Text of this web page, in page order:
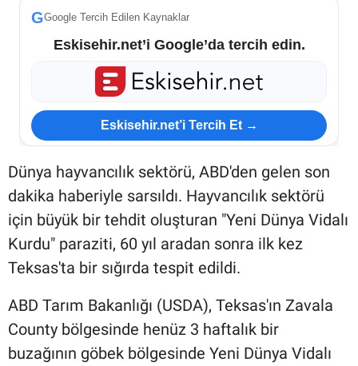
GGoogle Tercih Edilen Kaynaklar
Eskisehir.net’i Google’da tercih edin.
Eskisehir.net’i Tercih Et →
Dünya hayvancılık sektörü, ABD'den gelen son
dakika haberiyle sarsıldı. Hayvancılık sektörü
için büyük bir tehdit oluşturan "Yeni Dünya Vidalı
Kurdu" paraziti, 60 yıl aradan sonra ilk kez
Teksas'ta bir sığırda tespit edildi.
ABD Tarım Bakanlığı (USDA), Teksas'ın Zavala
County bölgesinde henüz 3 haftalık bir
buzağının göbek bölgesinde Yeni Dünya Vidalı